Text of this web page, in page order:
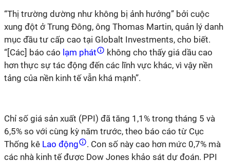
“Thị trường dường như không bị ảnh hưởng” bởi cuộc
xung đột ở Trung Đông, ông Thomas Martin, quản lý danh
mục đầu tư cấp cao tại Globalt Investments, cho biết.
“[Các] báo cáo lạm phát
không cho thấy giá dầu cao
hơn thực sự tác động đến các lĩnh vực khác, vì vậy nền
tảng của nền kinh tế vẫn khá mạnh”.
Chỉ số giá sản xuất (PPI) đã tăng 1,1% trong tháng 5 và
6,5% so với cùng kỳ năm trước, theo báo cáo từ Cục
Thống kê Lao động
. Con số này cao hơn mức 0,7% mà
các nhà kinh tế được Dow Jones khảo sát dự đoán. PPI